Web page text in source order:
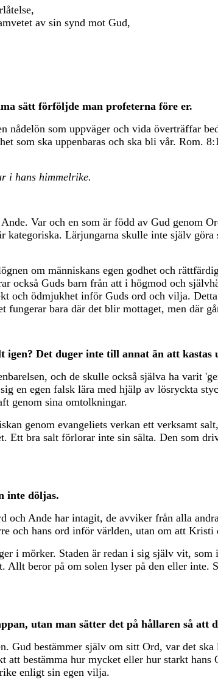
av sin synd mot Gud,
sätt förföljde man profeterna före er.
som uppväger och vida överträffar
som ska uppenbaras och ska bli vår. Rom.
i hans himmelrike.
Var och en som är född av Gud genom
kategoriska. Lärjungarna skulle inte själv
om människans egen godhet och
också Guds barn från att i högmod och
och ödmjukhet inför Guds ord och vilja.
bara där det blir mottaget, men där
Det duger inte till annat än att
och de skulle också själva ha varit
en egen falsk lära med hjälp av lösryckta
genom sina omtolkningar.
genom evangeliets verkan ett verksamt
Ett bra salt förlorar inte sin sälta. Den som
inte döljas.
och Ande har intagit, de avviker från alla
och hans ord inför världen, utan om att
i mörker. Staden är redan i sig själv vit,
beror på om solen lyser på den eller
utan man sätter det på hållaren så att
Gud bestämmer själv om sitt Ord, var det
bestämma hur mycket eller hur starkt
enligt sin egen vilja.